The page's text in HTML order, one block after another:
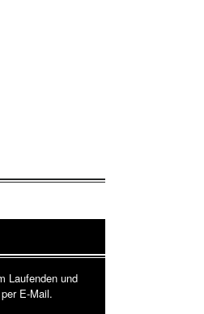
Laufenden und
E-Mail.